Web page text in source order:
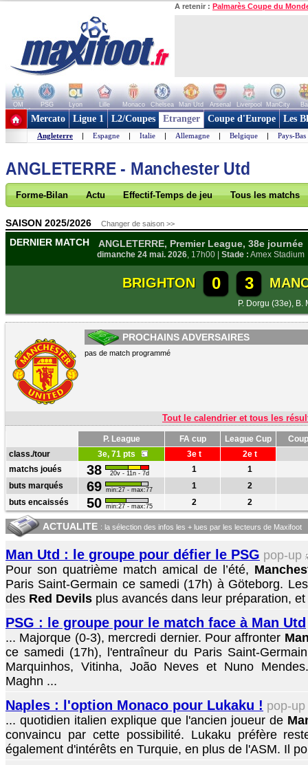
A retenir : Palmarès Coupe du
OM PSG Lyon Lille Monaco Chelsea Man Utd Arsenal Liverpool ManCity
+ de clubs
Mercato Ligue 1 L2/Coupes Etranger Coupe d'Europe Les
Angleterre | Espagne | Italie | Allemagne | Belgique | Pays-Bas
ANGLETERRE - Manchester Utd
Forme-Bilan Actu Effectif-Temps de jeu Tous les matchs
SAISON 2025/2026 Changer de saison >>
DERNIER MATCH ANGLETERRE, Premier League, 38e journée
dimanche 24 mai. 2026, 17h00 | Stade : Amex Stadium
BRIGHTON 0 3
P. Dorgu (33e), B.
PROCHAINS ADVERSAIRES
pas de match programmé
Tout le calendrier et tous les
P. League FA cup League Cup
class./tour
3e, 71 pts 3e t
2e t
matchs joués
38 20v - 11n - 7d 1
1
buts marqués
69 min:27 - max:77 1
2
buts encaissés
50 min:27 - max:75 2 2
ACTUALITE : la sélection des infos les + lues par les lecteurs de Maxifoot
Man Utd : le groupe pour défier le PSG pop-up
Pour son quatrième match amical de l’été,
Paris Saint-Germain ce samedi (17h) à Göteborg.
des Red Devils plus avancés dans leur préparation, et
PSG : le groupe pour le match face à Man Utd
... Majorque (0-3), mercredi dernier. Pour affronter
ce samedi (17h), l'entraîneur du Paris Saint-
Marquinhos, Vitinha, João Neves et Nuno
Maghn ...
Naples : l'option Monaco pour Lukaku ! pop-up
... quotidien italien explique que l'ancien joueur de
convaincu par cette possibilité. Lukaku préfère
également d'intérêts en Turquie, en plus de l'ASM. Il